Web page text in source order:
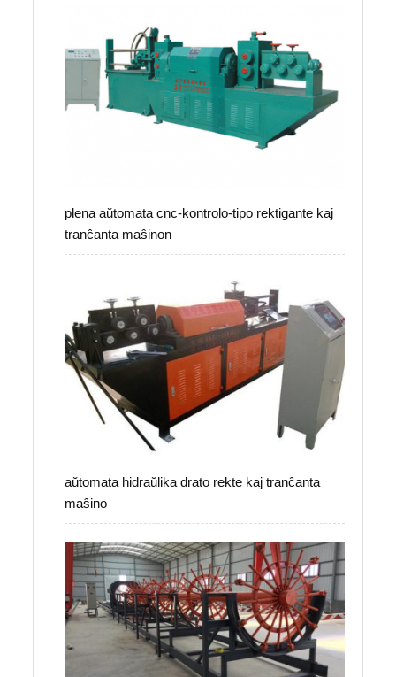
plena aŭtomata cnc-kontrolo-tipo rektigante kaj
tranĉanta maŝinon
aŭtomata hidraŭlika drato rekte kaj tranĉanta
maŝino